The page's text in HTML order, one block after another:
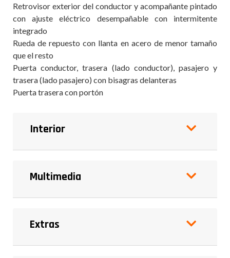
Retrovisor exterior del conductor y acompañante pintado
con ajuste eléctrico desempañable con intermitente
integrado
Rueda de repuesto con llanta en acero de menor tamaño
que el resto
Puerta conductor, trasera (lado conductor), pasajero y
trasera (lado pasajero) con bisagras delanteras
Puerta trasera con portón
Interior
Multimedia
Extras